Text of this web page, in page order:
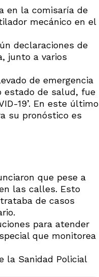
en la comisaría de
mecánico en el
declaraciones de
junto a varios
de emergencia
estado de salud, fue
19’. En este último
su pronóstico es
que pese a
las calles. Esto
de casos
para atender
que monitorea
la Sanidad Policial